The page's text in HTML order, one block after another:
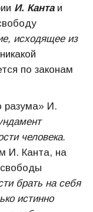
И. Кантаи
исходящее из
по законам
разума» И.
человека.
И. Канта, на
брать на себя
истинно